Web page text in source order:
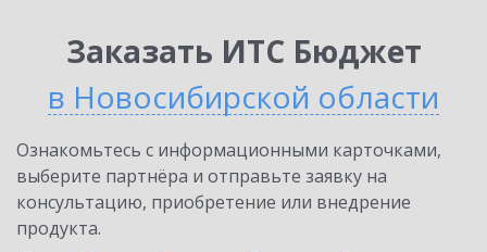
Заказать ИТС Бюджет
в Новосибирской области
Ознакомьтесь с информационными карточками,
выберите партнёра и отправьте заявку на
консультацию, приобретение или внедрение
продукта.